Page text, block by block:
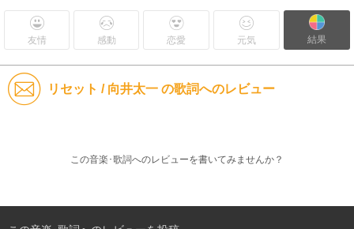
友情 感動 恋愛 元気 結果
リセット / 向井太一 の歌詞へのレビュー
この音楽･歌詞へのレビューを書いてみませんか？